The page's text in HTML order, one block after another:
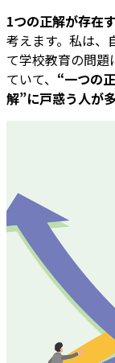
1つの正解が存在
考えます。私は、
て学校教育の問
ていて、 “一つの
解”に戸惑う人が